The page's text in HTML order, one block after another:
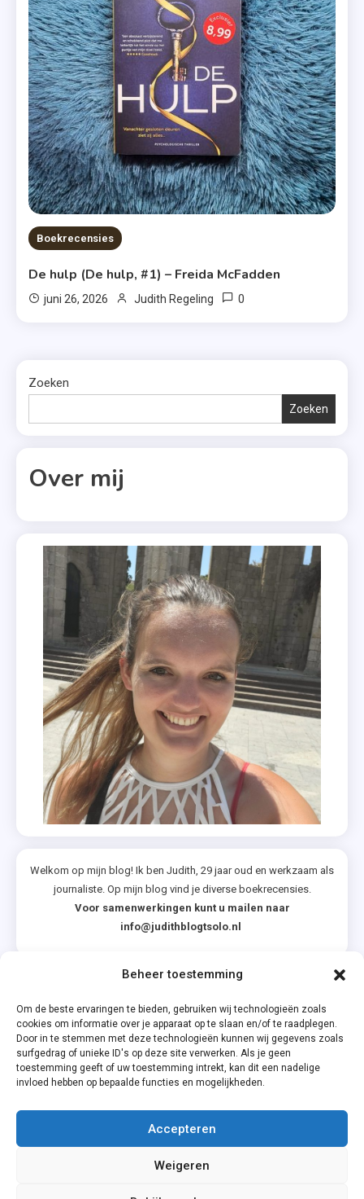
Beheer toestemming
Om de beste ervaringen te bieden, gebruiken wij technologieën zoals
cookies om informatie over je apparaat op te slaan en/of te raadplegen.
Door in te stemmen met deze technologieën kunnen wij gegevens zoals
surfgedrag of unieke ID's op deze site verwerken. Als je geen
toestemming geeft of uw toestemming intrekt, kan dit een nadelige
invloed hebben op bepaalde functies en mogelijkheden.
Accepteren
Weigeren
Boekrecensies
De hulp (De hulp, #1) – Freida McFadden
juni 26, 2026 Judith Regeling 0
Zoeken
Zoeken
Over mij
Welkom op mijn blog! Ik ben Judith, 29 jaar oud en werkzaam als
journaliste. Op mijn blog vind je diverse boekrecensies.
Voor samenwerkingen kunt u mailen naar
info@judithblogtsolo.nl
Privacyverklaring